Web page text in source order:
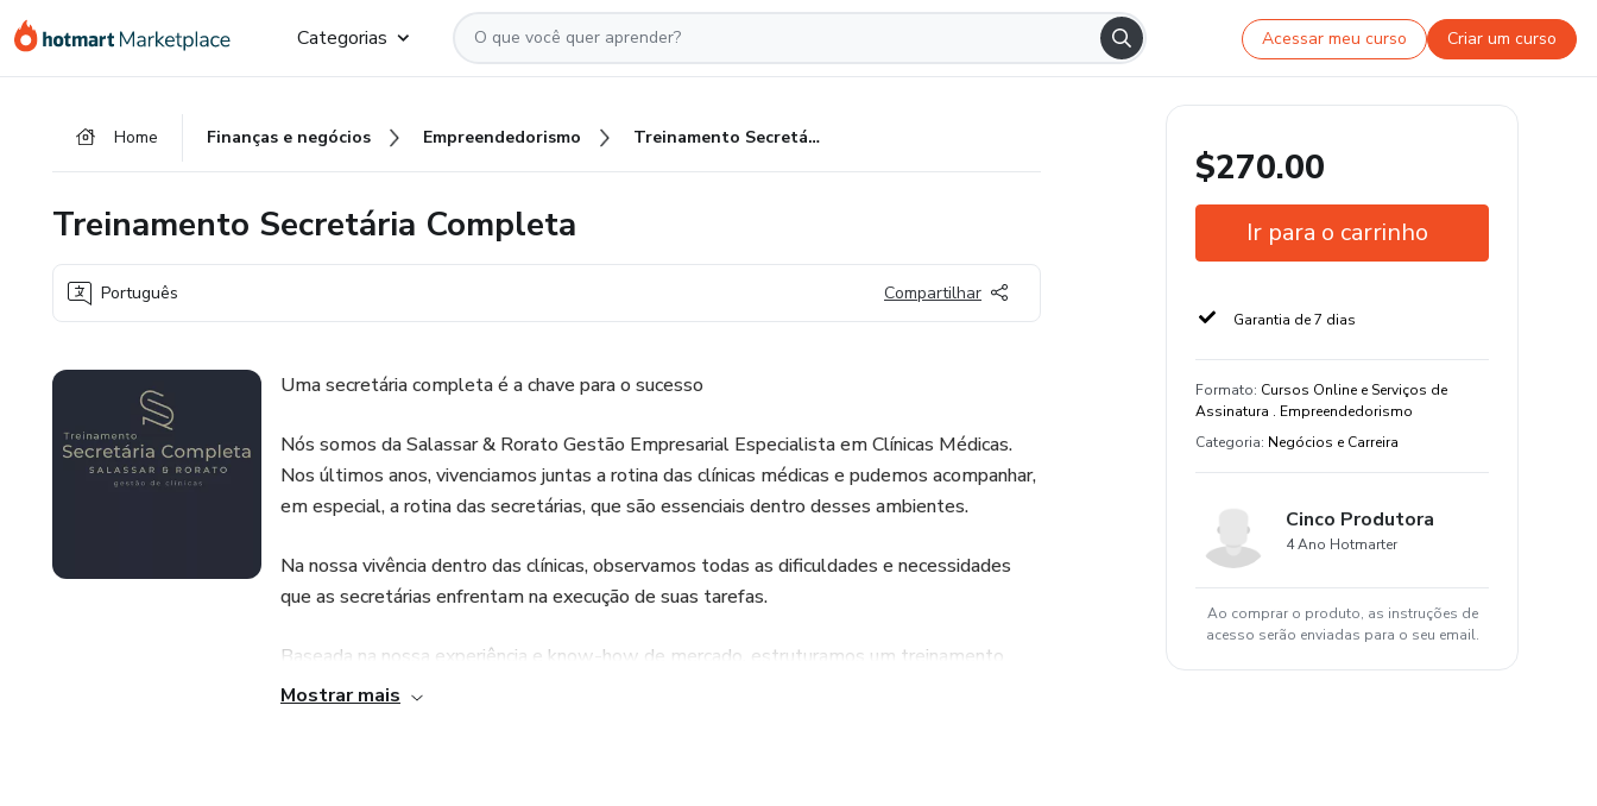
para
para
para
Categorias Acessar meu curso Criar um curso
Home Finanças e negócios Empreendedorismo Treinamento Secretária Completa
Treinamento Secretária Completa
Português Compartilhar
Uma secretária completa é a chave para o sucesso
Nós somos da Salassar & Rorato Gestão Empresarial Especialista em Clínicas Médicas.
Nos últimos anos, vivenciamos juntas a rotina das clínicas médicas e pudemos acompanhar,
em especial, a rotina das secretárias, que são essenciais dentro desses ambientes.
Na nossa vivência dentro das clínicas, observamos todas as dificuldades e necessidades
que as secretárias enfrentam na execução de suas tarefas.
Baseada na nossa experiência e know-how de mercado, estruturamos um treinamento
completo, no qual vamos abordar sobre 3 pilares que são fundamentais para o exercício
Mostrar mais
$270.00
Ir para o carrinho
Garantia de 7 dias
Formato: Cursos Online e Serviços de
Assinatura . Empreendedorismo
Categoria: Negócios e Carreira
Cinco Produtora
4 Ano Hotmarter
Ao comprar o produto, as instruções de
acesso serão enviadas para o seu email.